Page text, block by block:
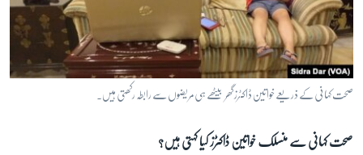
صحت کہانی کے ذریعے خواتین ڈاکٹرز گھر بیٹھے ہی مریضوں سے رابطہ رکھتی ہیں۔
صحت کہانی سے منسلک خواتین ڈاکٹرز کیا کہتی ہیں؟